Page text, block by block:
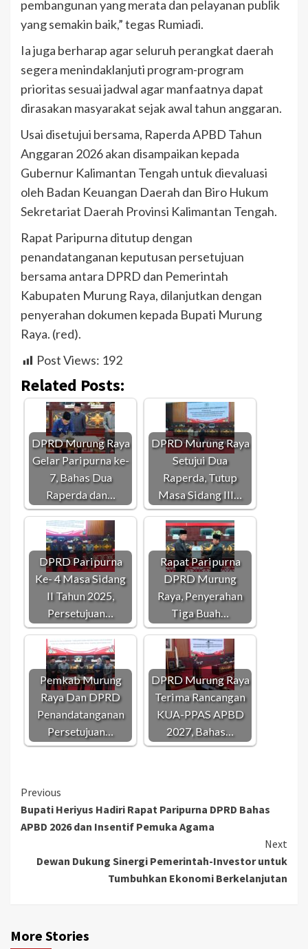
pembangunan yang merata dan pelayanan publik
yang semakin baik,” tegas Rumiadi.
Ia juga berharap agar seluruh perangkat daerah
segera menindaklanjuti program-program
prioritas sesuai jadwal agar manfaatnya dapat
dirasakan masyarakat sejak awal tahun anggaran.
Usai disetujui bersama, Raperda APBD Tahun
Anggaran 2026 akan disampaikan kepada
Gubernur Kalimantan Tengah untuk dievaluasi
oleh Badan Keuangan Daerah dan Biro Hukum
Sekretariat Daerah Provinsi Kalimantan Tengah.
Rapat Paripurna ditutup dengan
penandatanganan keputusan persetujuan
bersama antara DPRD dan Pemerintah
Kabupaten Murung Raya, dilanjutkan dengan
penyerahan dokumen kepada Bupati Murung
Raya. (red).
Post Views: 192
Related Posts:
DPRD Murung Raya
Gelar Paripurna ke-
7, Bahas Dua
Raperda dan…
DPRD Murung Raya
Setujui Dua
Raperda, Tutup
Masa Sidang III…
DPRD Paripurna
Ke- 4 Masa Sidang
II Tahun 2025,
Persetujuan…
Rapat Paripurna
DPRD Murung
Raya, Penyerahan
Tiga Buah…
Pemkab Murung
Raya Dan DPRD
Penandatanganan
Persetujuan…
DPRD Murung Raya
Terima Rancangan
KUA-PPAS APBD
2027, Bahas…
Continue
Reading
Previous
Bupati Heriyus Hadiri Rapat Paripurna DPRD Bahas
APBD 2026 dan Insentif Pemuka Agama
Next
Dewan Dukung Sinergi Pemerintah-Investor untuk
Tumbuhkan Ekonomi Berkelanjutan
More Stories